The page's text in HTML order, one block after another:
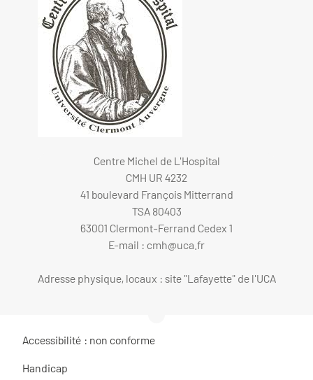
Centre Michel de L'Hospital
CMH UR 4232
41 boulevard François Mitterrand
TSA 80403
63001 Clermont-Ferrand Cedex 1
E-mail : cmh@uca.fr
Adresse physique, locaux : site "Lafayette" de l'UCA
Accessibilité : non conforme
Handicap